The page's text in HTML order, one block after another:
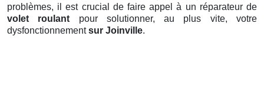
problèmes, il est crucial de faire appel à un réparateur de
volet roulantpour solutionner, au plus vite, votre
dysfonctionnementsur Joinville.